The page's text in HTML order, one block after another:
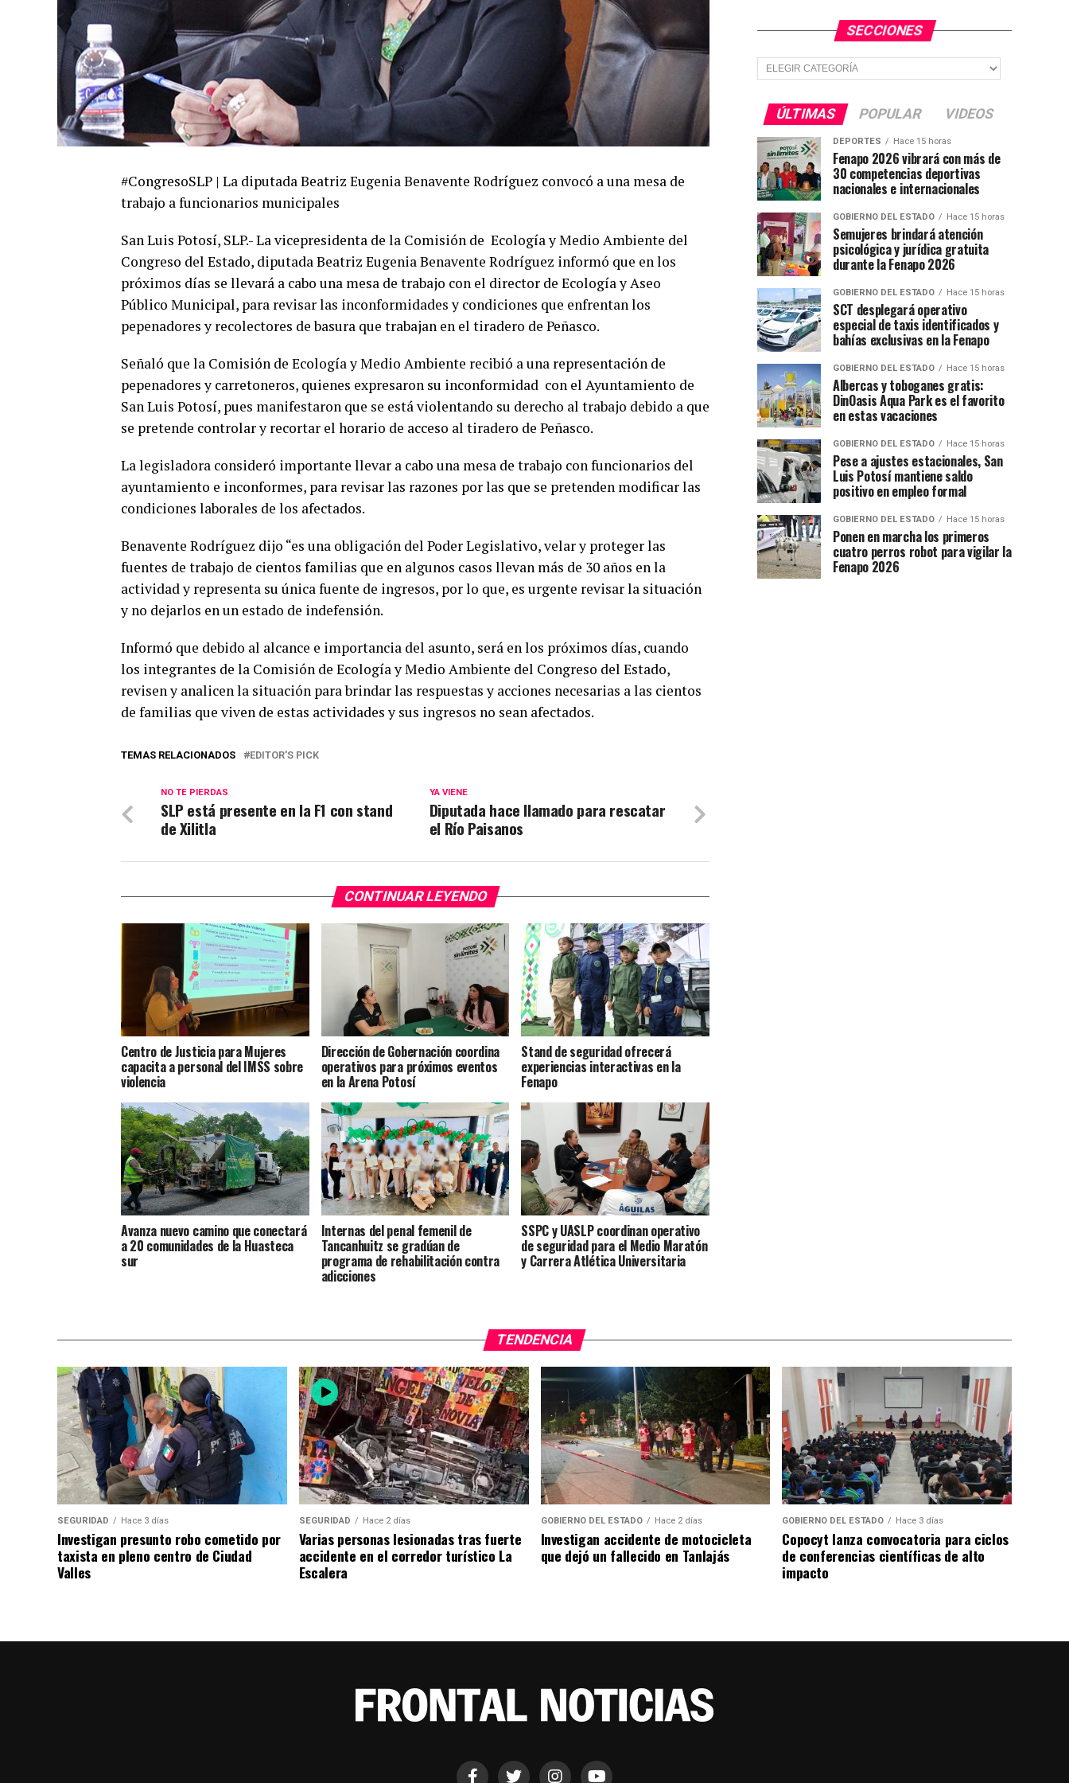
#CongresoSLP | La diputada Beatriz Eugenia Benavente Rodríguez convocó a una mesa de
trabajo a funcionarios municipales
San Luis Potosí, SLP.- La vicepresidenta de la Comisión de Ecología y Medio Ambiente del
Congreso del Estado, diputada Beatriz Eugenia Benavente Rodríguez informó que en los
próximos días se llevará a cabo una mesa de trabajo con el director de Ecología y Aseo
Público Municipal, para revisar las inconformidades y condiciones que enfrentan los
pepenadores y recolectores de basura que trabajan en el tiradero de Peñasco.
Señaló que la Comisión de Ecología y Medio Ambiente recibió a una representación de
pepenadores y carretoneros, quienes expresaron su inconformidad con el Ayuntamiento de
San Luis Potosí, pues manifestaron que se está violentando su derecho al trabajo debido a que
se pretende controlar y recortar el horario de acceso al tiradero de Peñasco.
La legisladora consideró importante llevar a cabo una mesa de trabajo con funcionarios del
ayuntamiento e inconformes, para revisar las razones por las que se pretenden modificar las
condiciones laborales de los afectados.
Benavente Rodríguez dijo “es una obligación del Poder Legislativo, velar y proteger las
fuentes de trabajo de cientos familias que en algunos casos llevan más de 30 años en la
actividad y representa su única fuente de ingresos, por lo que, es urgente revisar la situación
y no dejarlos en un estado de indefensión.
Informó que debido al alcance e importancia del asunto, será en los próximos días, cuando
los integrantes de la Comisión de Ecología y Medio Ambiente del Congreso del Estado,
revisen y analicen la situación para brindar las respuestas y acciones necesarias a las cientos
de familias que viven de estas actividades y sus ingresos no sean afectados.
TEMAS RELACIONADOS EDITOR'S PICK
YA VIENE
Diputada hace llamado para rescatar
el Río Paisanos
NO TE PIERDAS
SLP está presente en la F1 con stand
de Xilitla
CONTINUAR LEYENDO
Centro de Justicia para Mujeres
capacita a personal del IMSS sobre
violencia
Dirección de Gobernación coordina
operativos para próximos eventos
en la Arena Potosí
Stand de seguridad ofrecerá
experiencias interactivas en la
Fenapo
Avanza nuevo camino que conectará
a 20 comunidades de la Huasteca
sur
Internas del penal femenil de
Tancanhuitz se gradúan de
programa de rehabilitación contra
adicciones
SSPC y UASLP coordinan operativo
de seguridad para el Medio Maratón
y Carrera Atlética Universitaria
SECCIONES
Secciones
ÚLTIMAS POPULAR VIDEOS
DEPORTES Hace 15 horas
Fenapo 2026 vibrará con más de
30 competencias deportivas
nacionales e internacionales
GOBIERNO DEL ESTADO Hace 15 horas
Semujeres brindará atención
psicológica y jurídica gratuita
durante la Fenapo 2026
GOBIERNO DEL ESTADO Hace 15 horas
SCT desplegará operativo
especial de taxis identificados y
bahías exclusivas en la Fenapo
GOBIERNO DEL ESTADO Hace 15 horas
Albercas y toboganes gratis:
DinOasis Aqua Park es el favorito
en estas vacaciones
GOBIERNO DEL ESTADO Hace 15 horas
Pese a ajustes estacionales, San
Luis Potosí mantiene saldo
positivo en empleo formal
GOBIERNO DEL ESTADO Hace 15 horas
Ponen en marcha los primeros
cuatro perros robot para vigilar la
Fenapo 2026
TENDENCIA
SEGURIDAD Hace 3 días
Investigan presunto robo cometido por
taxista en pleno centro de Ciudad
Valles
SEGURIDAD Hace 2 días
Varias personas lesionadas tras fuerte
accidente en el corredor turístico La
Escalera
GOBIERNO DEL ESTADO Hace 2 días
Investigan accidente de motocicleta
que dejó un fallecido en Tanlajás
GOBIERNO DEL ESTADO Hace 3 días
Copocyt lanza convocatoria para ciclos
de conferencias científicas de alto
impacto